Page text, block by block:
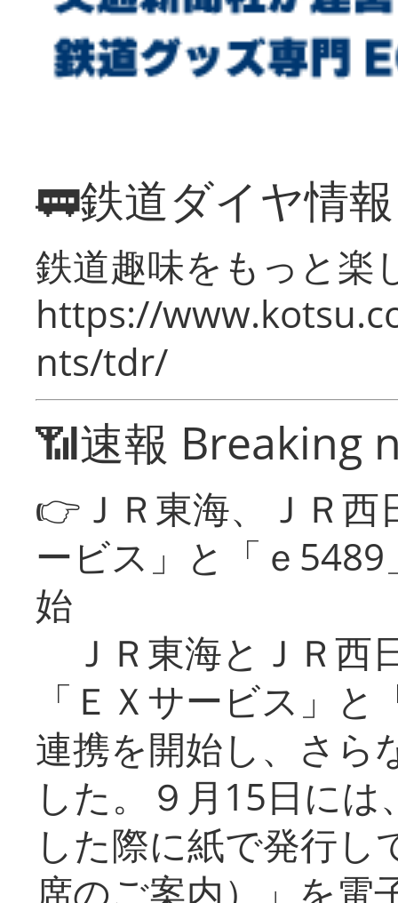
🚃鉄道ダイヤ情
鉄道趣味をもっと楽
https://
nts/tdr/
📶速報 Breaking
👉ＪＲ東海、ＪＲ
ービス」と「ｅ
始
ＪＲ東海とＪＲ西
「ＥＸサービス」
連携を開始し、さら
した。９月15日に
した際に紙で発行し
席のご案内）」を電